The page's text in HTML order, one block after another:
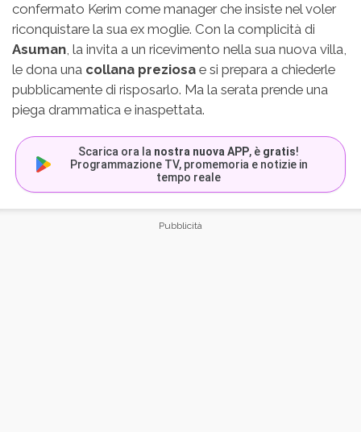
confermato Kerim come manager che insiste nel voler
riconquistare la sua ex moglie. Con la complicità di
Asuman, la invita a un ricevimento nella sua nuova villa,
le dona una collana preziosa e si prepara a chiederle
pubblicamente di risposarlo. Ma la serata prende una
piega drammatica e inaspettata.
Scarica ora la nostra nuova APP, è gratis!
Programmazione TV, promemoria e notizie in
tempo reale